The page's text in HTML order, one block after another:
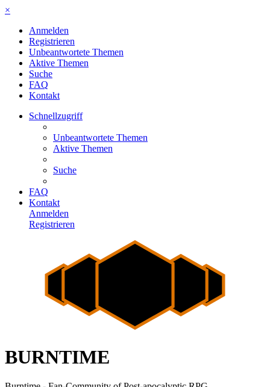
×
Anmelden
Registrieren
Unbeantwortete Themen
Aktive Themen
Suche
FAQ
Kontakt
Schnellzugriff
Unbeantwortete Themen
Aktive Themen
Suche
FAQ
Kontakt
Anmelden
Registrieren
BURNTIME